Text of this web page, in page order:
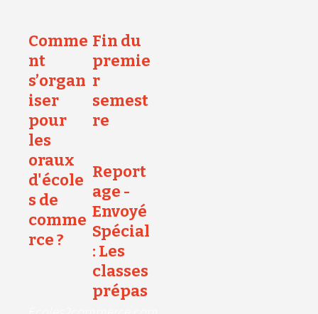
Comme
nt
s’organ
iser
pour
les
oraux
d'école
s de
comme
rce ?
Fin du
premie
r
semest
re
Report
age -
Envoyé
Spécial
: Les
classes
prépas